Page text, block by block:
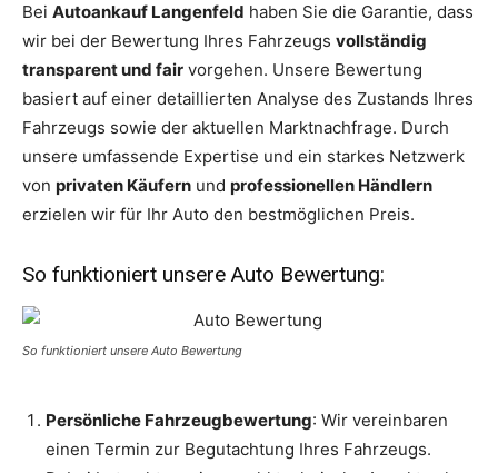
Bei Autoankauf Langenfeld haben Sie die Garantie, dass
wir bei der Bewertung Ihres Fahrzeugs vollständig
transparent und fair vorgehen. Unsere Bewertung
basiert auf einer detaillierten Analyse des Zustands Ihres
Fahrzeugs sowie der aktuellen Marktnachfrage. Durch
unsere umfassende Expertise und ein starkes Netzwerk
von privaten Käufern und professionellen Händlern
erzielen wir für Ihr Auto den bestmöglichen Preis.
So funktioniert unsere Auto Bewertung:
So funktioniert unsere Auto Bewertung
Persönliche Fahrzeugbewertung: Wir vereinbaren
einen Termin zur Begutachtung Ihres Fahrzeugs.